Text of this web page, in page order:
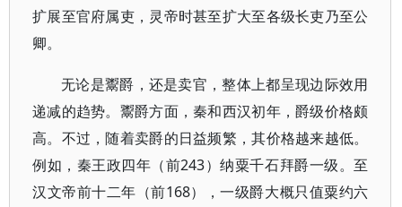
扩展至官府属吏，灵帝时甚至扩大至各级长吏乃至公
卿。
无论是鬻爵，还是卖官，整体上都呈现边际效用
递减的趋势。鬻爵方面，秦和西汉初年，爵级价格颇
高。不过，随着卖爵的日益频繁，其价格越来越低。
例如，秦王政四年（前243）纳粟千石拜爵一级。至
汉文帝前十二年（前168），一级爵大概只值粟约六